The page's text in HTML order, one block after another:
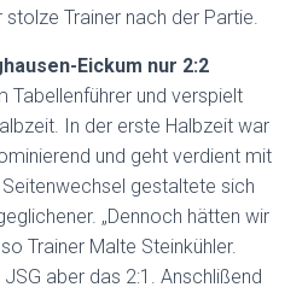
Trainer nach der Partie.
Eickum nur 2:2
Tabellenführer und verspielt
In der erste Halbzeit war
und geht verdient mit
gestaltete sich
„Dennoch hätten wir
Trainer Malte Steinkühler.
aber das 2:1. Anschlißend